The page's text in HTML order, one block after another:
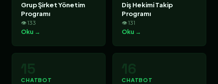
Grup Şirket Yönetim
Programı
👁 133
Oku →
Diş Hekimi Takip
Programı
👁 131
Oku →
15
CHATBOT
16
CHATBOT